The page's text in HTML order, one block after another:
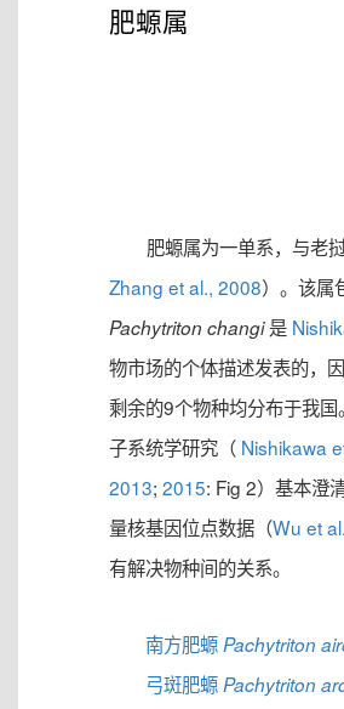
肥螈属
肥螈属为一单系，与老
Zhang et al., 2008）。该属
Pachytriton changi是
物市场的个体描述发表的，
剩余的9个物种均分布于我
子系统学研究（ Nishikawa
2013; 2015: Fig 2）基本澄
量核基因位点数据（Wu et
有解决物种间的关系。
南方肥螈 Pachytriton
弓斑肥螈 Pachytriton